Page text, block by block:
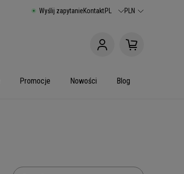
Wyślij zapytanieKontaktPL PLN
Promocje Nowości Blog